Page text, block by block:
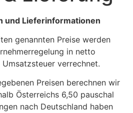
und Lieferinformationen
genannten Preise werden
in netto
verrechnet.
Preisen berechnen wir
Österreichs 6,50 pauschal
nach Deutschland haben